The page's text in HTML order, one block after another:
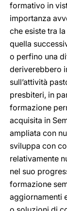
formativo in
importanza
che esiste tra
quella
o perfino una
deriverebbero
sull’attività
presbiteri, in
formazione
acquisita in
ampliata con
sviluppa con
relativamente
nel suo
formazione
aggiornamenti